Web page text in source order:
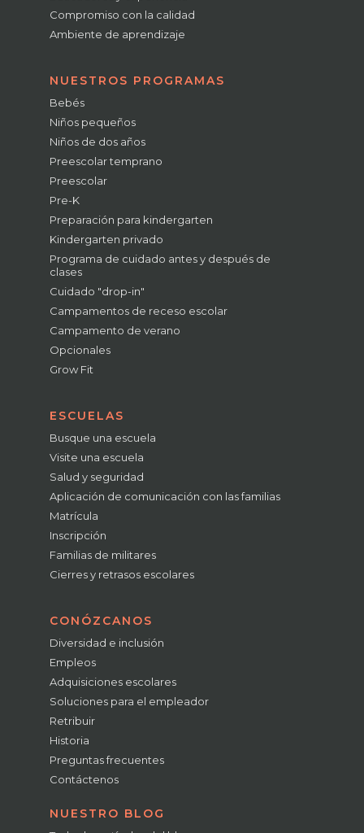
Compromiso con la calidad
Ambiente de aprendizaje
NUESTROS PROGRAMAS
Bebés
Niños pequeños
Niños de dos años
Preescolar temprano
Preescolar
Pre-K
Preparación para kindergarten
Kindergarten privado
Programa de cuidado antes y después de
clases
Cuidado "drop-in"
Campamentos de receso escolar
Campamento de verano
Opcionales
Grow Fit
ESCUELAS
Busque una escuela
Visite una escuela
Salud y seguridad
Aplicación de comunicación con las familias
Matrícula
Inscripción
Familias de militares
Cierres y retrasos escolares
CONÓZCANOS
Diversidad e inclusión
Empleos
Adquisiciones escolares
Soluciones para el empleador
Retribuir
Historia
Preguntas frecuentes
Contáctenos
NUESTRO BLOG